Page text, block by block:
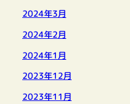
2024年3月
2024年2月
2024年1月
2023年12月
2023年11月